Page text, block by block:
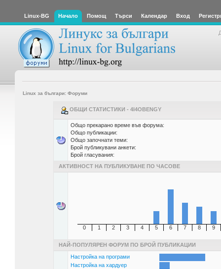
Linux-BG Начало Помощ Търси Календар Вход
Linux за българи: Форуми
ОБЩИ СТАТИСТИКИ - 4I4OBENGY
Общо прекарано време във форума:
Общо публикации:
Общо започнати теми:
Брой публикувани анкети:
Брой гласувания:
АКТИВНОСТ НА ПУБЛИКУВАНЕ ПО ЧАСОВЕ
0 1 2 3 4 5 6 7 8 9
НАЙ-ПОПУЛЯРЕН ФОРУМ ПО БРОЙ ПУБЛИКАЦИИ
Настройка на програми
Настройка на хардуер